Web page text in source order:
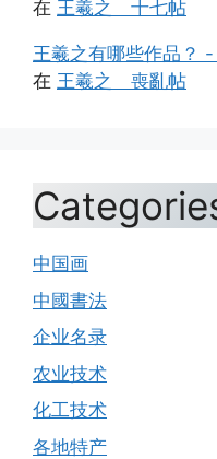
在 王羲之 十七帖
王羲之有哪些作品？
在 王羲之 喪亂帖
中国画
中國書法
企业名录
农业技术
化工技术
各地特产